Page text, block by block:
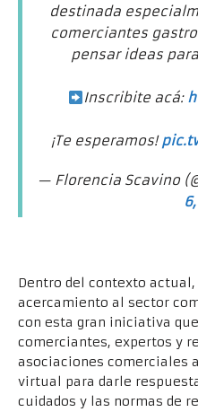
destinada
comerciantes
pensar ideas
Inscribite acá:
¡Te esperamos!
— Florencia Scavino
Dentro del contexto
acercamiento al sector
con esta gran iniciativa
comerciantes, expertos y
asociaciones comerciales
virtual para darle
cuidados y las normas de